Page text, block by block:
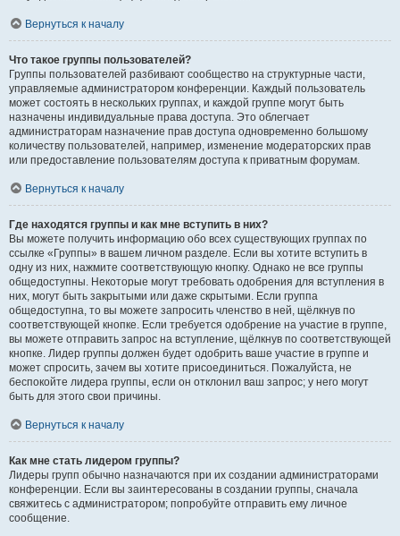
Вернуться к началу
Что такое группы пользователей?
Группы пользователей разбивают сообщество на структурные части,
управляемые администратором конференции. Каждый пользователь
может состоять в нескольких группах, и каждой группе могут быть
назначены индивидуальные права доступа. Это облегчает
администраторам назначение прав доступа одновременно большому
количеству пользователей, например, изменение модераторских прав
или предоставление пользователям доступа к приватным форумам.
Вернуться к началу
Где находятся группы и как мне вступить в них?
Вы можете получить информацию обо всех существующих группах по
ссылке «Группы» в вашем личном разделе. Если вы хотите вступить в
одну из них, нажмите соответствующую кнопку. Однако не все группы
общедоступны. Некоторые могут требовать одобрения для вступления в
них, могут быть закрытыми или даже скрытыми. Если группа
общедоступна, то вы можете запросить членство в ней, щёлкнув по
соответствующей кнопке. Если требуется одобрение на участие в группе,
вы можете отправить запрос на вступление, щёлкнув по соответствующей
кнопке. Лидер группы должен будет одобрить ваше участие в группе и
может спросить, зачем вы хотите присоединиться. Пожалуйста, не
беспокойте лидера группы, если он отклонил ваш запрос; у него могут
быть для этого свои причины.
Вернуться к началу
Как мне стать лидером группы?
Лидеры групп обычно назначаются при их создании администраторами
конференции. Если вы заинтересованы в создании группы, сначала
свяжитесь с администратором; попробуйте отправить ему личное
сообщение.